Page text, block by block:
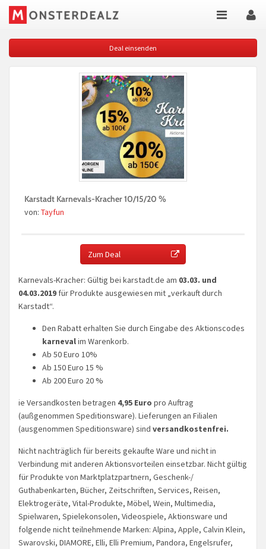
Deal einsenden
Karstadt Karnevals-Kracher 10/15/20 %
von: Tayfun
Zum Deal
Karnevals-Kracher: Gültig bei karstadt.de am 03.03. und
04.03.2019 für Produkte ausgewiesen mit „verkauft durch
Karstadt“.
Den Rabatt erhalten Sie durch Eingabe des Aktionscodes
karnevalim Warenkorb.
Ab 50 Euro 10%
Ab 150 Euro 15 %
Ab 200 Euro 20 %
ie Versandkosten betragen 4,95 Euro pro Auftrag
(außgenommen Speditionsware). Lieferungen an Filialen
(ausgenommen Speditionsware) sind versandkostenfrei.
Nicht nachträglich für bereits gekaufte Ware und nicht in
Verbindung mit anderen Aktionsvorteilen einsetzbar. Nicht gültig
für Produkte von Marktplatzpartnern, Geschenk-/
Guthabenkarten, Bücher, Zeitschriften, Services, Reisen,
Elektrogeräte, Vital-Produkte, Möbel, Wein, Multimedia,
Spielwaren, Spielekonsolen, Videospiele, Aktionsware und
folgende nicht teilnehmende Marken: Alpina, Apple, Calvin Klein,
Swarovski, DIAMORE, Elli, Elli Premium, Pandora, Engelsrufer,